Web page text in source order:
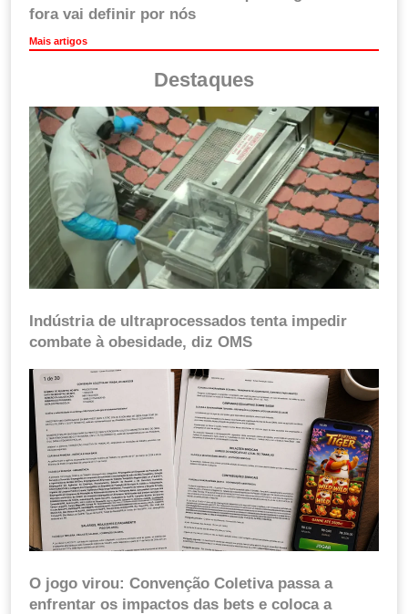
fora vai definir por nós
Mais artigos
Destaques
Indústria de ultraprocessados tenta impedir
combate à obesidade, diz OMS
O jogo virou: Convenção Coletiva passa a
enfrentar os impactos das bets e coloca a